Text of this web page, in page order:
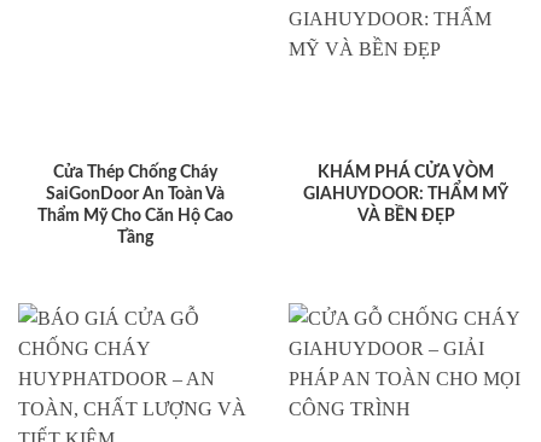
Cửa Thép Chống Cháy
SaiGonDoor An Toàn Và
Thẩm Mỹ Cho Căn Hộ Cao
Tầng
KHÁM PHÁ CỬA VÒM
GIAHUYDOOR: THẨM MỸ
VÀ BỀN ĐẸP